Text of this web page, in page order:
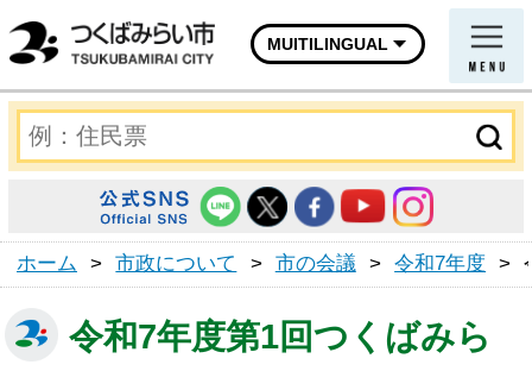
MUITILINGUAL
ホーム > 市政について > 市の会議 > 令和7年度 >
令和7年度第1回つくばみら